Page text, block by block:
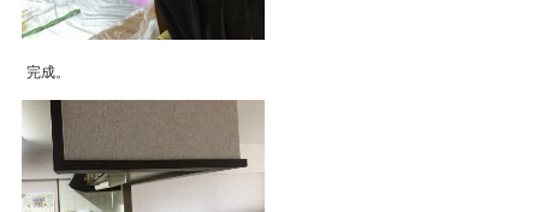
完成。